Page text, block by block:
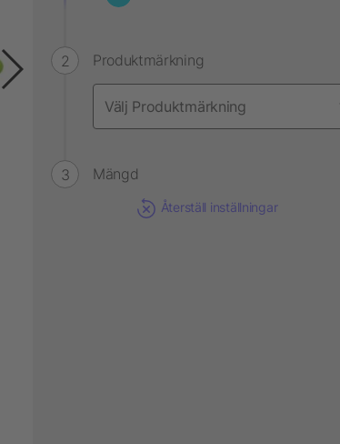
Produktmärkning
Mängd
Återställ inställningar